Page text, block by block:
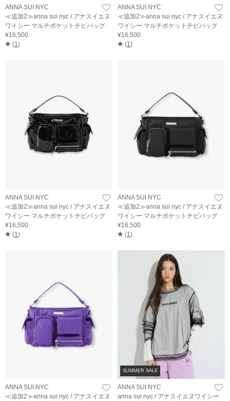
ANNA SUI NYC
≪追加2≫anna sui nyc / アナスイエヌ
ワイシー マルチポケットチビバッグ
¥16,500
(1)
ANNA SUI NYC
≪追加2≫anna sui nyc / アナスイエヌ
ワイシー マルチポケットチビバッグ
¥16,500
(1)
ANNA SUI NYC
≪追加2≫anna sui nyc / アナスイエヌ
ワイシー マルチポケットチビバッグ
¥16,500
(1)
ANNA SUI NYC
≪追加2≫anna sui nyc / アナスイエヌ
ワイシー マルチポケットチビバッグ
¥16,500
(1)
ANNA SUI NYC
≪追加2≫anna sui nyc / アナスイエヌ
SUMMER SALE
ANNA SUI NYC
anna sui nyc / アナスイエヌワイシー